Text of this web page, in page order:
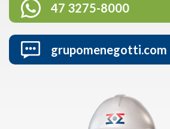
47 3275-8000
grupomenegotti.com